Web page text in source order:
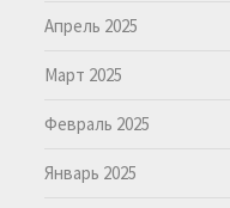
Апрель 2025
Март 2025
Февраль 2025
Январь 2025